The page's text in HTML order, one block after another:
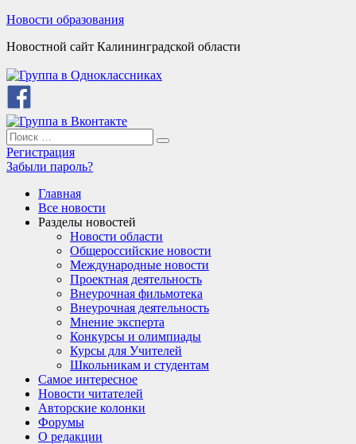
Skip
content
Новости образования
Новостной сайт Калининградской области
Search
for:
Search
Регистрация
Забыли пароль?
Главная
Все новости
Разделы новостей
Новости области
Общероссийские новости
Международные новости
Проектная деятельность
Внеурочная фильмотека
Внеурочная деятельность
Мнение эксперта
Конкурсы и олимпиады
Курсы для Учителей
Школьникам и студентам
Самое интересное
Новости читателей
Авторские колонки
Форумы
О редакции